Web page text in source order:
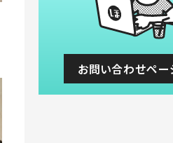
お問い合わせペー